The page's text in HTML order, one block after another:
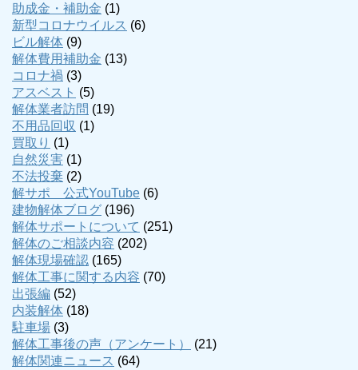
助成金・補助金 (1)
新型コロナウイルス (6)
ビル解体 (9)
解体費用補助金 (13)
コロナ禍 (3)
アスベスト (5)
解体業者訪問 (19)
不用品回収 (1)
買取り (1)
自然災害 (1)
不法投棄 (2)
解サポ 公式YouTube (6)
建物解体ブログ (196)
解体サポートについて (251)
解体のご相談内容 (202)
解体現場確認 (165)
解体工事に関する内容 (70)
出張編 (52)
内装解体 (18)
駐車場 (3)
解体工事後の声（アンケート）
(21)
解体関連ニュース (64)